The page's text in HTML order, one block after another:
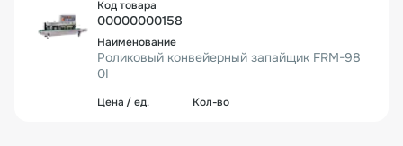
00000000158
Роликовый конвейерный запайщик FRM-98
0I